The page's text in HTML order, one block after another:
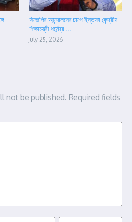
সিজেপির আন্দোলনের চাপে ইস্তফা কেন্দ্রীয়
শিক্ষামন্ত্রী ধর্মেন্দ্র ...
July 25, 2026
not be published. Required fields